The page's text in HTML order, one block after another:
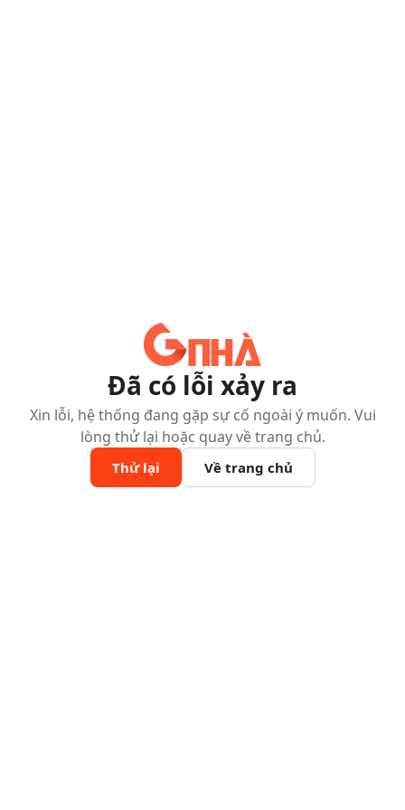
Đã có lỗi xảy ra
Xin lỗi, hệ thống đang gặp sự cố ngoài ý muốn. Vui
lòng thử lại hoặc quay về trang chủ.
Thử lại Về trang chủ